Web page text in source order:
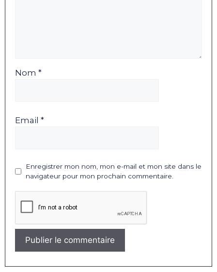
Nom *
Email *
Enregistrer mon nom, mon e-mail et mon site dans le
navigateur pour mon prochain commentaire.